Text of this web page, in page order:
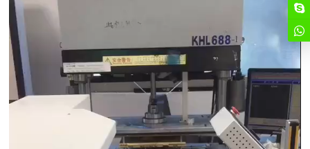
Video
Player